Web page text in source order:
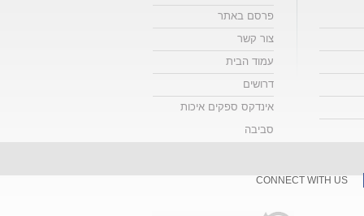
פרסם באתר
צור קשר
עמוד הבית
דרושים
אינדקס ספקים איכות
סביבה
CONNECT WITH US